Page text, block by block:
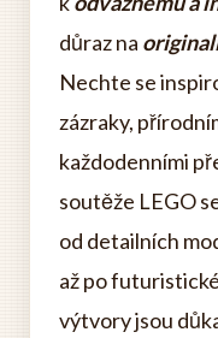
důraz na
Nechte se
zázraky,
každodenními
soutěže LEGO
od detailních
až po
výtvory jsou